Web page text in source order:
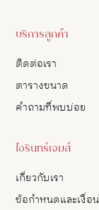
บริการลูกค้า
ติดต่อเรา
ตารางขนาด
คำถามที่พบบ่อย
ไอรินทร์เจมส์
เกี่ยวกับเรา
ข้อกำหนดและเงื่อ